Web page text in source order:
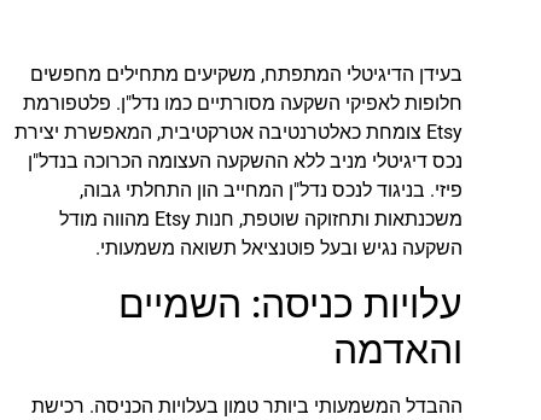
בעידן הדיגיטלי המתפתח, משקיעים מתחילים מחפשים
חלופות לאפיקי השקעה מסורתיים כמו נדל"ן. פלטפורמת
Etsy צומחת כאלטרנטיבה אטרקטיבית, המאפשרת יצירת
נכס דיגיטלי מניב ללא ההשקעה העצומה הכרוכה בנדל"ן
פיזי. בניגוד לנכס נדל"ן המחייב הון התחלתי גבוה,
משכנתאות ותחזוקה שוטפת, חנות Etsy מהווה מודל
השקעה נגיש ובעל פוטנציאל תשואה משמעותי.
עלויות כניסה: השמיים
והאדמה
ההבדל המשמעותי ביותר טמון בעלויות הכניסה. רכישת